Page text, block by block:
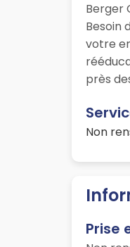
Berger
Besoin
votre
près
Non
Prise